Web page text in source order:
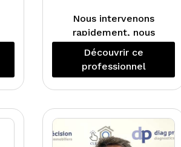
Nous intervenons
rapidement, nous
sommes rigoureux, et
à l’écoute de nos
Découvrir ce
professionnel